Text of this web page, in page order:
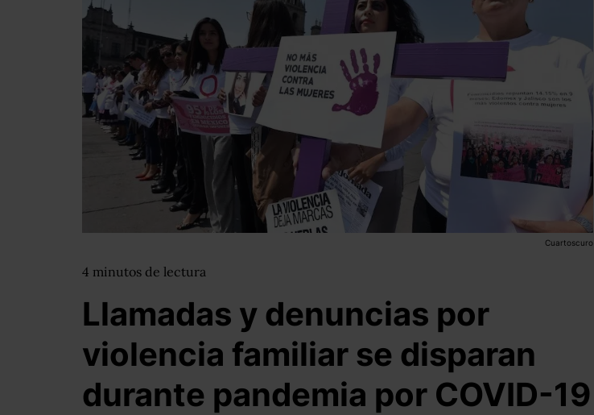
Cuartoscuro
4 minutos de lectura
Llamadas y denuncias por
violencia familiar se disparan
durante pandemia por COVID-19